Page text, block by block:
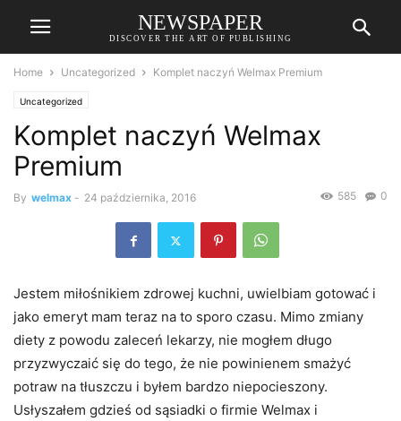
NEWSPAPER
DISCOVER THE ART OF PUBLISHING
Home Uncategorized Komplet naczyń Welmax Premium
Uncategorized
Komplet naczyń Welmax
Premium
By welmax - 24 października, 2016 0
585
Jestem miłośnikiem zdrowej kuchni, uwielbiam gotować i
jako emeryt mam teraz na to sporo czasu. Mimo zmiany
diety z powodu zaleceń lekarzy, nie mogłem długo
przyzwyczaić się do tego, że nie powinienem smażyć
potraw na tłuszczu i byłem bardzo niepocieszony.
Usłyszałem gdzieś od sąsiadki o firmie Welmax i